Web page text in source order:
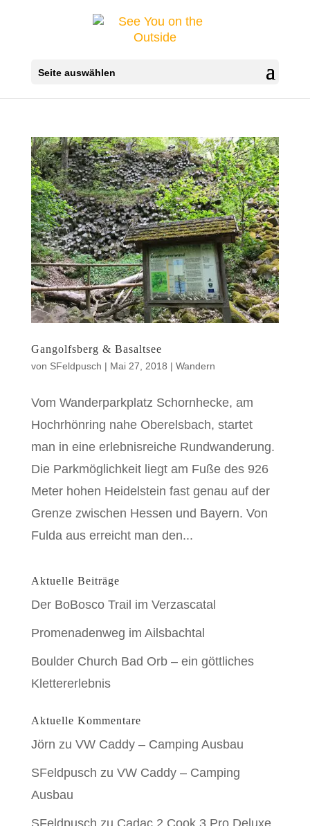
Seite auswählen
Gangolfsberg & Basaltsee
von SFeldpusch | Mai 27, 2018 | Wandern
Vom Wanderparkplatz Schornhecke, am
Hochrhönring nahe Oberelsbach, startet
man in eine erlebnisreiche Rundwanderung.
Die Parkmöglichkeit liegt am Fuße des 926
Meter hohen Heidelstein fast genau auf der
Grenze zwischen Hessen und Bayern. Von
Fulda aus erreicht man den...
Aktuelle Beiträge
Der BoBosco Trail im Verzascatal
Promenadenweg im Ailsbachtal
Boulder Church Bad Orb – ein göttliches
Klettererlebnis
Aktuelle Kommentare
Jörn zu VW Caddy – Camping Ausbau
SFeldpusch zu VW Caddy – Camping
Ausbau
SFeldpusch zu Cadac 2 Cook 3 Pro Deluxe